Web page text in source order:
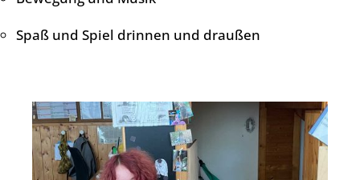
Spaß und Spiel drinnen und draußen